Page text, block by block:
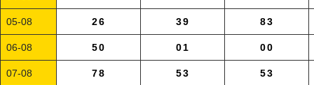
05-08 26 39 83
06-08 50 01 00
07-08 78 53 53